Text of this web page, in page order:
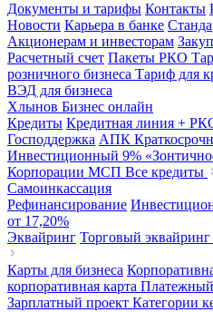
Документы и тарифы Контакты
Новости Карьера в банке
Акционерам и инвесторам
Расчетный счет Пакеты РКО
розничного бизнеса Тариф для
ВЭД для бизнеса
Хлынов Бизнес онлайн
Кредиты Кредитная линия +
Господдержка АПК
Инвестиционный 9%
Корпорации МСП Все кредиты
Самоинкассация
Рефинансирование
от 17,20%
Эквайринг Торговый эквайринг
Карты для бизнеса
корпоративная карта Платежный
Зарплатный проект Категории